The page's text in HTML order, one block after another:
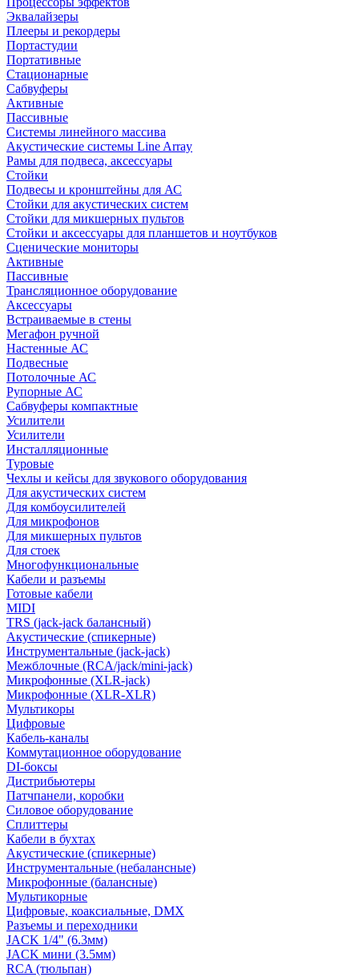
Эквалайзеры
Плееры и рекордеры
Портастудии
Портативные
Стационарные
Сабвуферы
Активные
Пассивные
Системы линейного массива
Акустические системы Line Array
Рамы для подвеса, аксессуары
Стойки
Подвесы и кронштейны для АС
Стойки для акустических систем
Стойки для микшерных пультов
Стойки и аксессуары для планшетов и ноутбуков
Сценические мониторы
Активные
Пассивные
Трансляционное оборудование
Аксессуары
Встраиваемые в стены
Мегафон ручной
Настенные АС
Подвесные
Потолочные АС
Рупорные АС
Сабвуферы компактные
Усилители
Усилители
Инсталляционные
Туровые
Чехлы и кейсы для звукового оборудования
Для акустических систем
Для комбоусилителей
Для микрофонов
Для микшерных пультов
Для стоек
Многофункциональные
Кабели и разъемы
Готовые кабели
MIDI
TRS (jack-jack балансный)
Акустические (спикерные)
Инструментальные (jack-jack)
Межблочные (RCA/jack/mini-jack)
Микрофонные (XLR-jack)
Микрофонные (XLR-XLR)
Мультикоры
Цифровые
Кабель-каналы
Коммутационное оборудование
DI-боксы
Дистрибьютеры
Патчпанели, коробки
Силовое оборудование
Сплиттеры
Кабели в бухтах
Акустические (спикерные)
Инструментальные (небалансные)
Микрофонные (балансные)
Мультикорные
Цифровые, коаксиальные, DMX
Разъемы и переходники
JACK 1/4" (6.3мм)
JACK мини (3.5мм)
RCA (тюльпан)